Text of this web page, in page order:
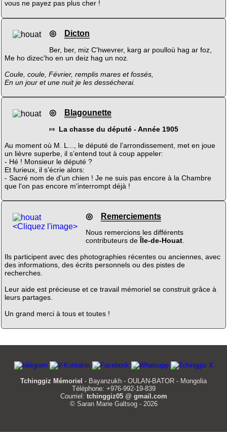
vous ne payez pas plus cher !
◎ Dicton
Ber, ber, miz C'hwevrer, karg ar poulloù hag ar foz,
Me ho dizec'ho en un deiz hag un noz.
Coule, coule, Février, remplis mares et fossés,
En un jour et une nuit je les dessécherai.
◎ Blagounette
⤇ La chasse du député - Année 1905
Au moment où M. L..., le député de l’arrondissement, met en joue
un lièvre superbe, il s’entend tout à coup appeler:
- Hé ! Monsieur le député ?
Et furieux, il s’écrie alors:
- Sacré nom de d'un chien ! Je ne suis pas encore à la Chambre
que l'on pas encore m'interrompt déjà !
<Cliquez l'image>
◎ Remerciements
Nous remercions les différents
contributeurs de Île-de-Houat.
Ils participent avec des photographies récentes ou anciennes, avec
des informations, des écrits personnels ou des pistes de
recherches.
Leur aide est précieuse et ce travail mémoriel se construit grâce à
leurs partages.
Un grand merci à tous et toutes !
Tchinggiz Mémoriel - Bayanzukh - OULAN-BATOR - Mongolia
Téléphone: +976-992-19-839
Courriel: tchinggiz05 @ gmail.com
© Saran Marie Galtsog - 2026